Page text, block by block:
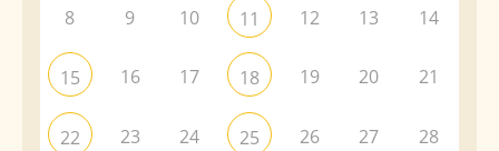
8 9 10 11 12 13 14
15 16 17 18 19 20 21
22 23 24 25 26 27 28